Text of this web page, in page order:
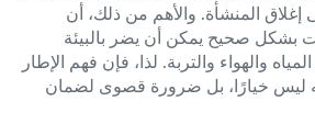
إغلاق المنشأة. والأهم من ذلك، أن
بشكل صحيح يمكن أن يضر بالبيئة
والهواء والتربة. لذا، فإن فهم الإطار
ليس خيارًا، بل ضرورة قصوى لضمان